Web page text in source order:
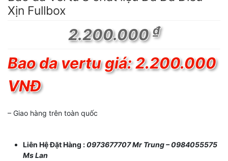
Xịn Fullbox
2.200.000₫
Bao da vertu giá: 2.200.000
VNĐ
– Giao hàng trên toàn quốc
Liên Hệ Đặt Hàng :0973677707 Mr Trung – 0984055575
Ms Lan